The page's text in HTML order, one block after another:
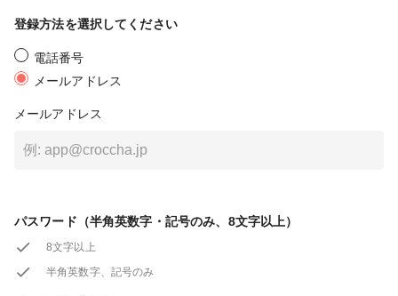
登録方法を選択してください
電話番号
メールアドレス
メールアドレス
パスワード（半角英数字・記号のみ、8文字以上）
8文字以上
半角英数字、記号のみ